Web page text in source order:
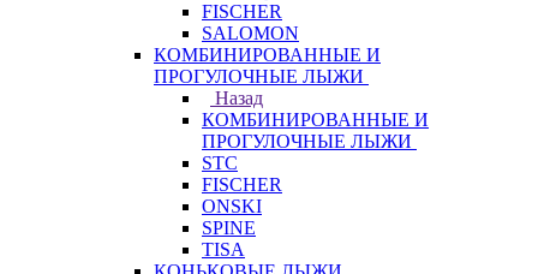
FISCHER
SALOMON
КОМБИНИРОВАННЫЕ И
ПРОГУЛОЧНЫЕ ЛЫЖИ
Назад
КОМБИНИРОВАННЫЕ И
ПРОГУЛОЧНЫЕ ЛЫЖИ
STC
FISCHER
ONSKI
SPINE
TISA